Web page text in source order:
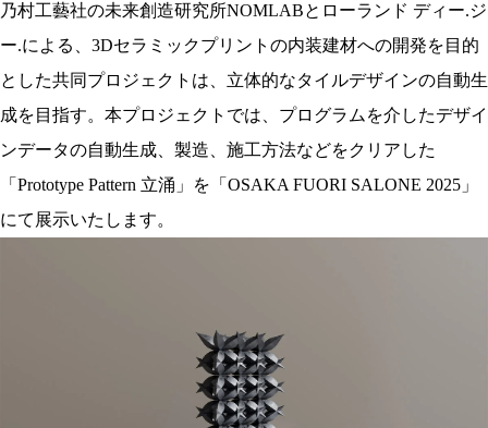
乃村工藝社の未来創造研究所NOMLABとローランド ディー.ジ
ー.による、3Dセラミックプリントの内装建材への開発を目的
とした共同プロジェクトは、立体的なタイルデザインの自動生
成を目指す。本プロジェクトでは、プログラムを介したデザイ
ンデータの自動生成、製造、施工方法などをクリアした
「Prototype Pattern 立涌」を「OSAKA FUORI SALONE 2025」
にて展示いたします。